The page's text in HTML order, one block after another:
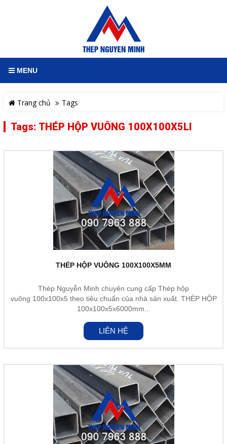
MENU
Trang chủ Tags
Tags: THÉP HỘP VUÔNG 100X100X5LI
THÉP HỘP VUÔNG 100X100X5MM
Thép Nguyễn Minh chuyên cung cấp Thép hộp
vuông 100x100x5 theo tiêu chuẩn của nhà sản xuất. THÉP HỘP
100x100x5x6000mm...
LIÊN HỆ